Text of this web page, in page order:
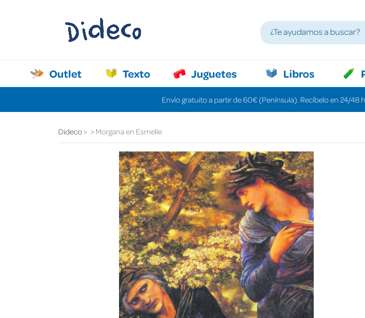
Outlet Texto Juguetes Libros
Envío gratuito a partir de 60€ (Península). Recíbelo en 24/48
Dideco Morgana en Esmelle